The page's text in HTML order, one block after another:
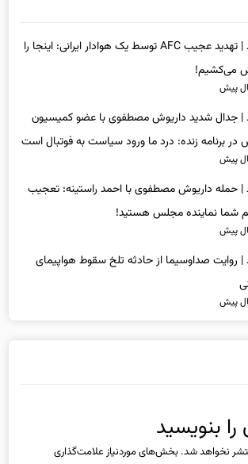
ببینید | تهدید عجیب AFC توسط یک هوادار ایرانی: اینجا را
می‌کشیم!
| جدال شدید داریوش مصطفوی با عضو کمیسیون
برنامه زنده: درد ما ورود سیاست به فوتبال است
| حمله داریوش مصطفوی با احمد راستینه: تعجیب
شما نماینده مجلس هستید!
| روایت صداوسیما از حادثه تلخ سقوط هواپیمای
بنویسید
نخواهد شد. بخش‌های موردنیاز علامت‌گذاری